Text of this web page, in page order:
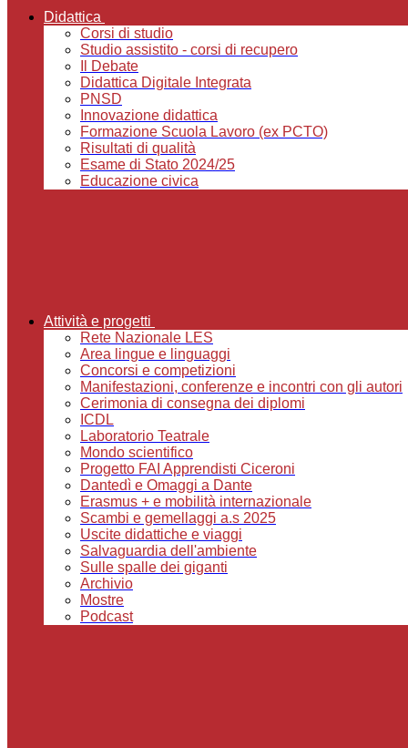
Didattica
Corsi di studio
Studio assistito - corsi di recupero
Il Debate
Didattica Digitale Integrata
PNSD
Innovazione didattica
Formazione Scuola Lavoro (ex PCTO)
Risultati di qualità
Esame di Stato 2024/25
Educazione civica
Attività e progetti
Rete Nazionale LES
Area lingue e linguaggi
Concorsi e competizioni
Manifestazioni, conferenze e incontri con gli autori
Cerimonia di consegna dei diplomi
ICDL
Laboratorio Teatrale
Mondo scientifico
Progetto FAI Apprendisti Ciceroni
Dantedì e Omaggi a Dante
Erasmus + e mobilità internazionale
Scambi e gemellaggi a.s 2025
Uscite didattiche e viaggi
Salvaguardia dell'ambiente
Sulle spalle dei giganti
Archivio
Mostre
Podcast